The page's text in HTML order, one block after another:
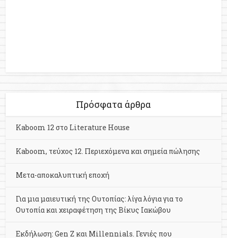
Πρόσφατα άρθρα
Kaboom 12 στο Literature House
Kaboom, τεύχος 12. Περιεχόμενα και σημεία πώλησης
Μετα-αποκαλυπτική εποχή
Για μια μαιευτική της Ουτοπίας: λίγα λόγια για το
Ουτοπία και χειραφέτηση της Βίκυς Ιακώβου
Εκδήλωση: Gen Z και Millennials. Γενιές που